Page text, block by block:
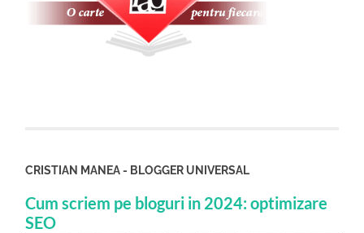
CRISTIAN MANEA - BLOGGER UNIVERSAL
Cum scriem pe bloguri in 2024: optimizare
SEO